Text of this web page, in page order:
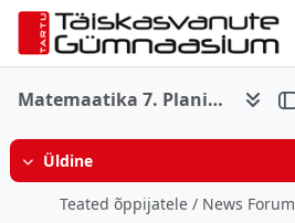
Jäta vahele peasisuni
Matemaatika 7. Planimeetria. Integraal.
Ahenda
Üldine
Teated õppijatele / News Forum